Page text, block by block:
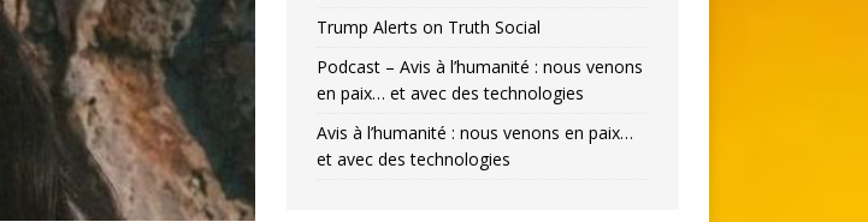
Trump Alerts on Truth Social
Podcast – Avis à l’humanité : nous venons
en paix… et avec des technologies
Avis à l’humanité : nous venons en paix…
et avec des technologies